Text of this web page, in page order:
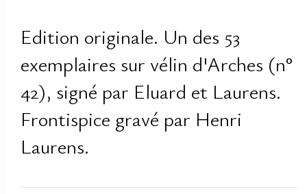
Edition originale. Un des 53
exemplaires sur vélin d'Arches (n°
42), signé par Eluard et Laurens.
Frontispice gravé par Henri
Laurens.